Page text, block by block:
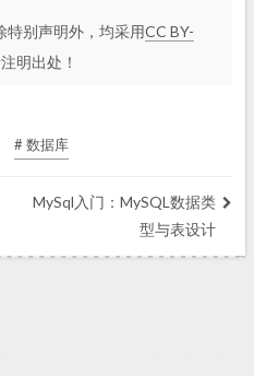
特别声明外，均采用CC BY-
明出处！
# 数据库
MySql入门：MySQL数据类
型与表设计